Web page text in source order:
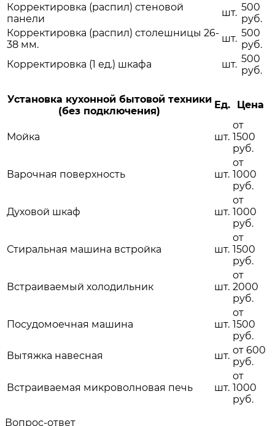
Корректировка (распил) стеновой
панели
шт. 500
руб.
Корректировка (распил) столешницы 26-
38 мм.
шт. 500
руб.
Корректировка (1 ед.) шкафа
шт. 500
руб.
Установка кухонной бытовой техники
(без подключения)
Ед. Цена
Мойка шт.
от
1500
руб.
Варочная поверхность шт.
от
1000
руб.
Духовой шкаф шт.
от
1000
руб.
Стиральная машина встройка шт.
от
1500
руб.
Встраиваемый холодильник шт.
от
2000
руб.
Посудомоечная машина шт.
от
1500
руб.
Вытяжка навесная
шт. от 600
руб.
Встраиваемая микроволновая печь шт.
от
1000
руб.
Вопрос-ответ